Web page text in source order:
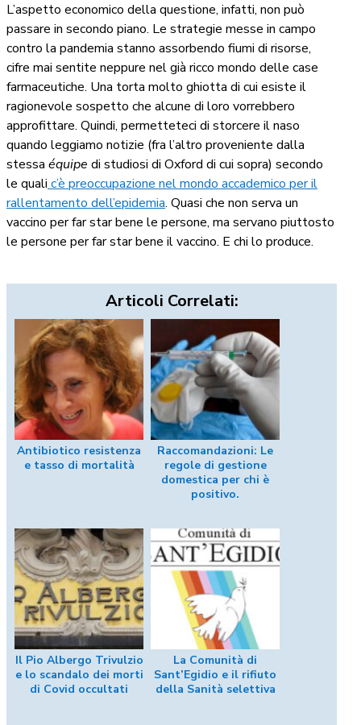
L’aspetto economico della questione, infatti, non può
passare in secondo piano. Le strategie messe in campo
contro la pandemia stanno assorbendo fiumi di risorse,
cifre mai sentite neppure nel già ricco mondo delle case
farmaceutiche. Una torta molto ghiotta di cui esiste il
ragionevole sospetto che alcune di loro vorrebbero
approfittare. Quindi, permetteteci di storcere il naso
quando leggiamo notizie (fra l’altro proveniente dalla
stessa équipe di studiosi di Oxford di cui sopra) secondo
le quali c’è preoccupazione nel mondo accademico per il
rallentamento dell’epidemia. Quasi che non serva un
vaccino per far star bene le persone, ma servano piuttosto
le persone per far star bene il vaccino. E chi lo produce.
Articoli Correlati:
Antibiotico resistenza
e tasso di mortalità
Raccomandazioni: Le
regole di gestione
domestica per chi è
positivo.
Il Pio Albergo Trivulzio
e lo scandalo dei morti
di Covid occultati
La Comunità di
Sant’Egidio e il rifiuto
della Sanità selettiva